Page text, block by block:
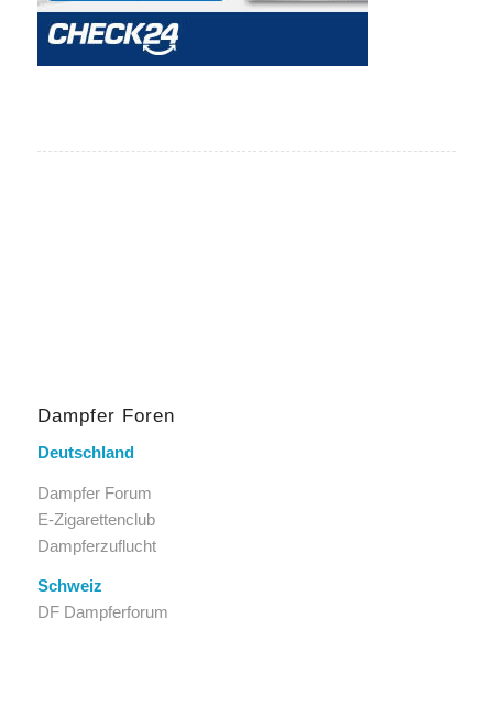
Dampfer Foren
Deutschland
Dampfer Forum
E-Zigarettenclub
Dampferzuflucht
Schweiz
DF Dampferforum